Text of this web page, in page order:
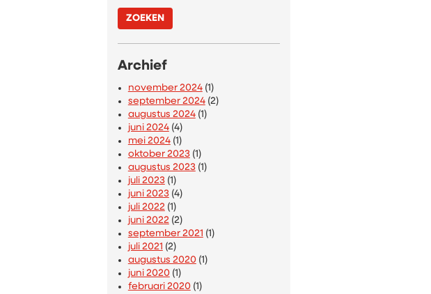
Archief
november 2024(1)
september 2024(2)
augustus 2024(1)
juni 2024(4)
mei 2024(1)
oktober 2023(1)
augustus 2023(1)
juli 2023(1)
juni 2023(4)
juli 2022(1)
juni 2022(2)
september 2021 (1)
juli 2021 (2)
augustus 2020(1)
juni 2020(1)
februari 2020(1)